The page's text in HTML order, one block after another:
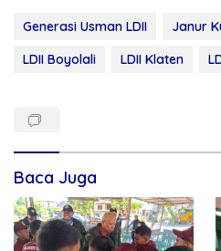
Generasi Usman LDII Janur
LDII Boyolali
LDII Klaten
Baca Juga